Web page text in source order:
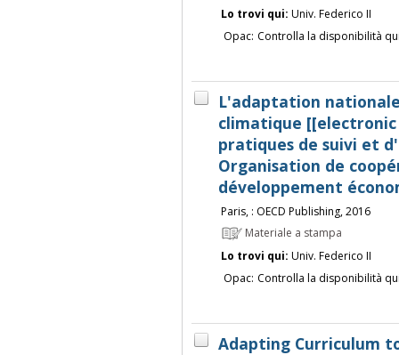
Lo trovi qui: Univ. Federico II
Opac: Controlla la disponibilità
L'adaptation
climatique
pratiques de suivi et
Organisation de
développement
Paris, : OECD Publishing, 2016
Materiale a stampa
Lo trovi qui: Univ. Federico II
Opac: Controlla la disponibilità
Adapting Curriculum